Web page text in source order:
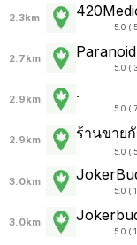
2.3km
5.0 (
2.7km
5.0 (
2.9km .
5.0 (
2.9km ร้านขาย
5.0 (
3.0km
5.0 (
3.0km
5.0 (